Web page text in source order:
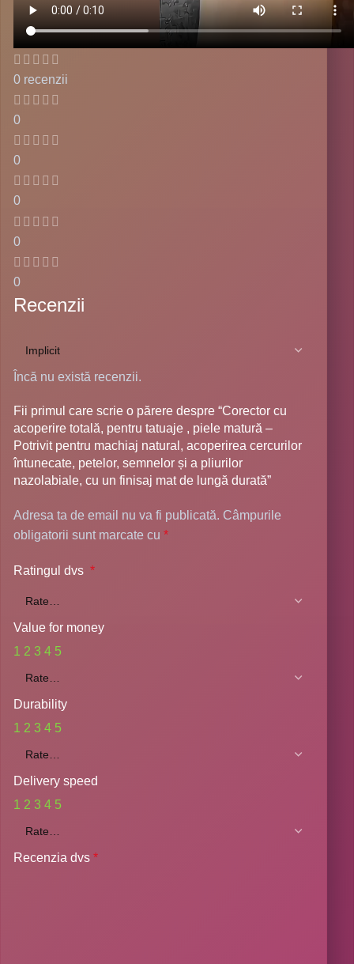
0 recenzii
0
0
0
0
0
Recenzii
Încă nu există recenzii.
Fii primul care scrie o părere despre “Corector cu
acoperire totală, pentru tatuaje , piele matură –
Potrivit pentru machiaj natural, acoperirea cercurilor
întunecate, petelor, semnelor și a pliurilor
nazolabiale, cu un finisaj mat de lungă durată”
Adresa ta de email nu va fi publicată. Câmpurile
obligatorii sunt marcate cu*
Ratingul dvs*
Value for money
1 2 3 4 5
Durability
1 2 3 4 5
Delivery speed
1 2 3 4 5
Recenzia dvs*